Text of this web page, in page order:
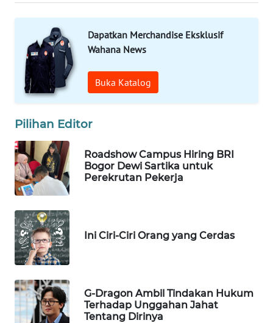
Dapatkan Merchandise Eksklusif
Wahana News
Buka Katalog
Pilihan Editor
Roadshow Campus Hiring BRI
Bogor Dewi Sartika untuk
Perekrutan Pekerja
Ini Ciri-Ciri Orang yang Cerdas
G-Dragon Ambil Tindakan Hukum
Terhadap Unggahan Jahat
Tentang Dirinya
WN
KARO
WN
SIMALUNGUN
LABUHANBATU
WN
TAPANULI
WN DELI
SERDANG
WN
TEBING
TINGGI